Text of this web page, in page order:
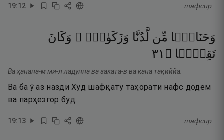
19:12 тафсир
وَحَنَانًۭا مِّن لَّدُنَّا وَزَكَوٰةًۭ ۖ وَكَانَ
تَقِيًّۭا ۝ ١٣
Ва ҳанана-м ми-л ладунна ва заката-в ва кана тақиййа.
Ва ба ӯ аз назди Худ шафқату таҳорати нафс додем
ва парҳезгор буд.
19:13 тафсир